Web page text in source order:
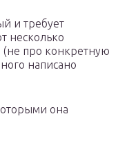
и требует
несколько
про конкретную
написано
она